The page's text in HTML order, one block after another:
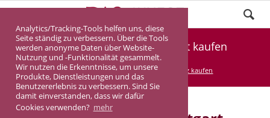
Analytics/Tracking-Tools helfen uns, diese
Seite ständig zu verbessern. Über die Tools
werden anonyme Daten über Website-
Nutzung und -Funktionalität gesammelt.
Wir nutzen die Erkenntnisse, um unsere
Produkte, Dienstleistungen und das
Benutzererlebnis zu verbessern. Sind Sie
damit einverstanden, dass wir dafür
Cookies verwenden? mehr
Seniorenresidenz in Stuttgart kaufen
DASINVEST Service Seniorenresidenz kaufen